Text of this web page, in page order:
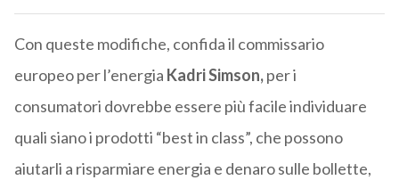
Con queste modifiche, confida il commissario
europeo per l’energia Kadri Simson,per i
consumatori dovrebbe essere più facile individuare
quali siano i prodotti “best in class”, che possono
aiutarli a risparmiare energia e denaro sulle bollette,